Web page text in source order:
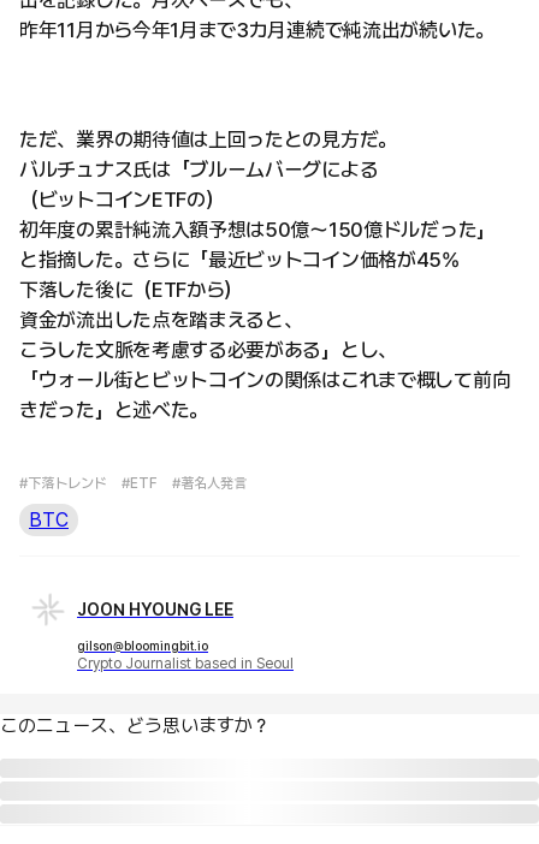
昨年11月から今年1月まで3カ月連続で純流出が続いた。
ただ、業界の期待値は上回ったとの見方だ。
バルチュナス氏は「ブルームバーグによる
（ビットコインETFの）
初年度の累計純流入額予想は50億〜150億ドルだった」
と指摘した。さらに「最近ビットコイン価格が45%
下落した後に（ETFから）
資金が流出した点を踏まえると、
こうした文脈を考慮する必要がある」とし、
「ウォール街とビットコインの関係はこれまで概して前向
きだった」と述べた。
#下落トレンド #ETF #著名人発言
BTC
JOON HYOUNG LEE
gilson@bloomingbit.io
Crypto Journalist based in Seoul
このニュース、どう思いますか？